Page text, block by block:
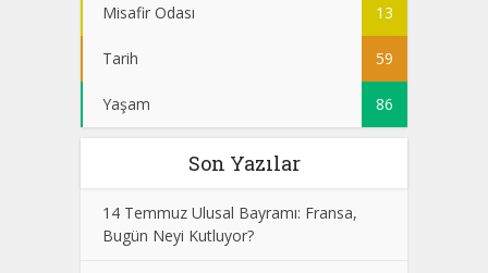
Misafir Odası 13
Tarih 59
Yaşam 86
Son Yazılar
14 Temmuz Ulusal Bayramı: Fransa,
Bugün Neyi Kutluyor?